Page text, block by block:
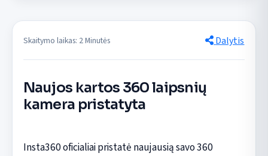
Skaitymo laikas: 2 Minutės Dalytis
Naujos kartos 360 laipsnių
kamera pristatyta
Insta360 oficialiai pristatė naujausią savo 360